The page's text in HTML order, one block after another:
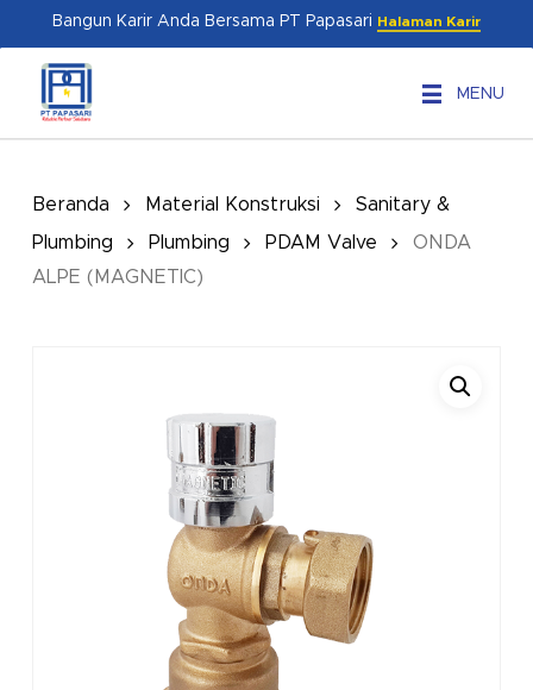
content
Bangun Karir Anda Bersama PT Papasari Halaman Karir
MENU
Beranda Material Konstruksi
Sanitary &
Plumbing
Plumbing PDAM Valve
ONDA
ALPE (MAGNETIC)
Menu